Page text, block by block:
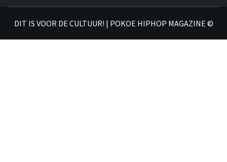
DIT IS VOOR DE CULTUUR! | POKOE HIPHOP MAGAZINE ©